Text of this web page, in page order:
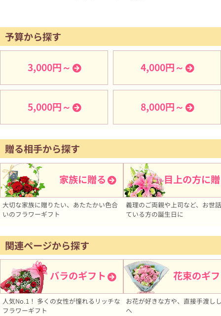
予算から探す
3,000円～ 4,000円～
5,000円～ 8,000円～
贈る相手から探す
家族に贈る
大切な家族に贈りたい、あたたかい色合
いのフラワーギフト
目上の方に
義理のご両親や上司など、お世
ている方の誕生日に
関連ページから探す
バラのギフト
人気No.1！ 多くの女性が憧れるリッチな
フラワーギフト
花束のギ
お花が好きな方や、直接手渡し
へ